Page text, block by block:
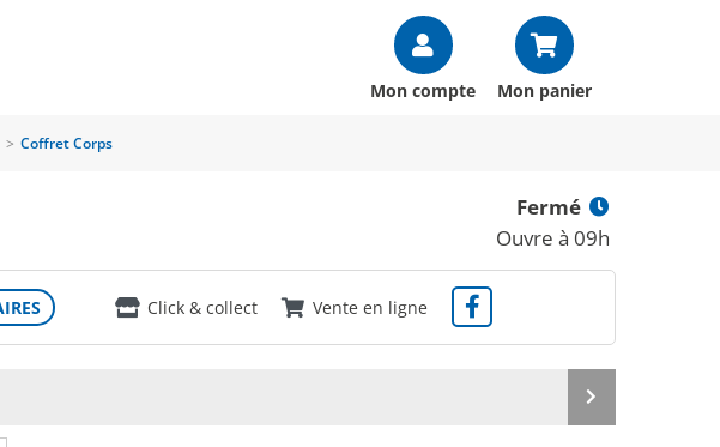
Mon compte Mon panier
> Coffret Corps
Fermé
Ouvre à 09h
Click & collect Vente en ligne
Produit
suivant